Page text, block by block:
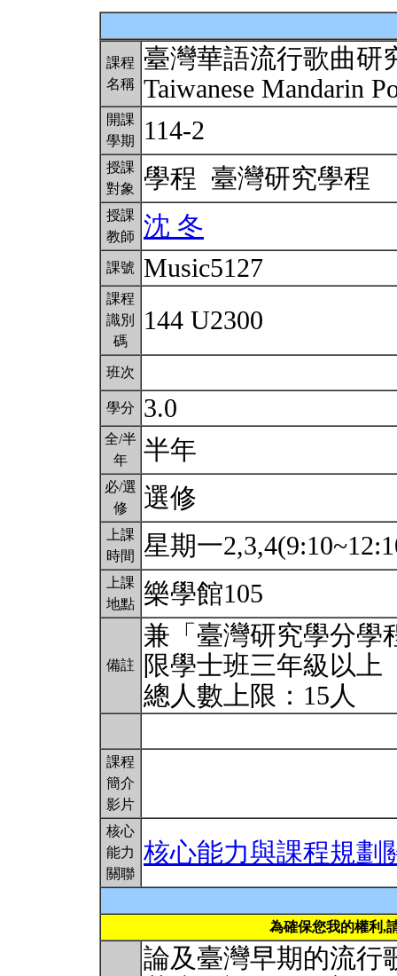
課程
名稱
臺灣華語流行歌曲研
Taiwanese Mandarin
開課
學期
114-2
授課
對象
學程 臺灣研究學程
授課
教師
沈 冬
課號 Music5127
課程
識別
碼
144 U2300
班次
學分 3.0
全/半
年
半年
必/選
修
選修
上課
時間
星期一
上課
地點 樂學館105
備註
兼「臺灣研究學分學
限學士班三年級以上
總人數上限：15人
課程
簡介
影片
核心
能力
關聯
核心能力與課程規劃
為確保您我的權利,
論及臺灣早期的流行